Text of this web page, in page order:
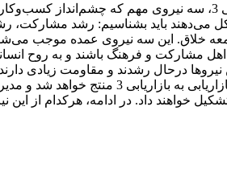
برای درک بهتر بازاریابی 3، سه نیروی مهم که چشم‌انداز
بازاریابی 3 شکل می‌دهند باید بشناسیم: رشد مشارکت،
خلاق. این سه نیروی عمده موجب
مشارکت و فرهنگ باشند و به روح
نیروها درحال رشدند و مقاومت زیادی
حس می‌کنیم رویکرد بازاریابی به بازاریابی 3 منتج خواهد شد
بازاریابی 3 را تشکیل خواهند داد. در ادامه، هرکدام از این